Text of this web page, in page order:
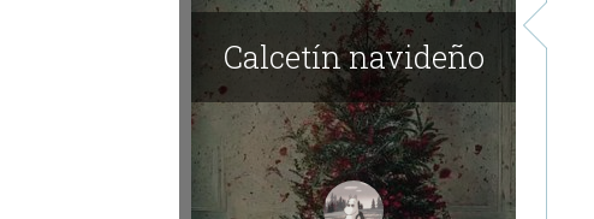
Calcetín navideño